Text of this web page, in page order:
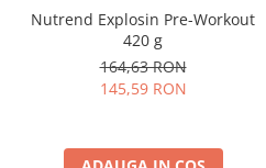
Nutrend Explosin Pre-Workout
420 g
164,63 RON
145,59 RON